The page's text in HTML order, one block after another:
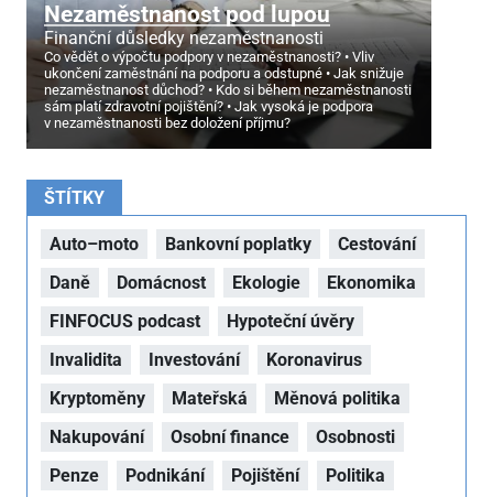
Nezaměstnanost pod lupou
Finanční důsledky nezaměstnanosti
Co vědět o výpočtu podpory v nezaměstnanosti?
Vliv
ukončení zaměstnání na podporu a odstupné
Jak snižuje
nezaměstnanost důchod?
Kdo si během nezaměstnanosti
sám platí zdravotní pojištění?
Jak vysoká je podpora
v nezaměstnanosti bez doložení příjmu?
ŠTÍTKY
Auto–moto Bankovní poplatky
Cestování
Daně
Domácnost Ekologie
Ekonomika
FINFOCUS podcast
Hypoteční úvěry
Invalidita
Investování
Koronavirus
Kryptoměny
Mateřská
Měnová politika
Nakupování
Osobní finance
Osobnosti
Penze
Podnikání Pojištění Politika